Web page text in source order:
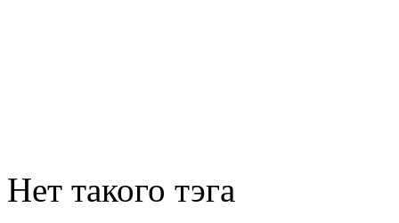
Нет такого тэга